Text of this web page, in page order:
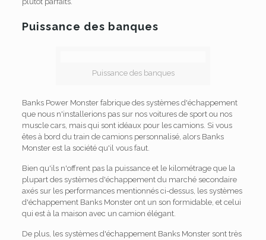
Puissance des banques
Puissance des banques
Banks Power Monster fabrique des systèmes d'échappement
que nous n'installerions pas sur nos voitures de sport ou nos
muscle cars, mais qui sont idéaux pour les camions. Si vous
êtes à bord du train de camions personnalisé, alors Banks
Monster est la société qu'il vous faut.
Bien qu'ils n'offrent pas la puissance et le kilométrage que la
plupart des systèmes d'échappement du marché secondaire
axés sur les performances mentionnés ci-dessus, les systèmes
d'échappement Banks Monster ont un son formidable, et celui
qui est à la maison avec un camion élégant.
De plus, les systèmes d'échappement Banks Monster sont très